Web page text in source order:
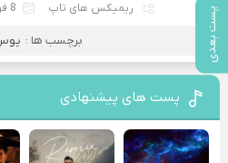
پست بعدی ریمیکس های تاپ 8 فوریه 2024
برچسب ها :
پست های پیشنهادی